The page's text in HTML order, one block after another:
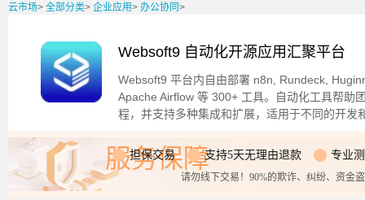
云市场> 全部分类> 企业应用> 办公协同 >
Websoft9 自动化开源应用汇聚平台
Websoft9 平台内自由部署 n8n, Rundeck,
Apache Airflow 等 300+ 工具。自动化工具帮助
程，并支持多种集成和扩展，适用于不同的开发
服务保障
担保交易 支持5天无理由退款 专业
请勿线下交易！90%的欺诈、纠纷、资金